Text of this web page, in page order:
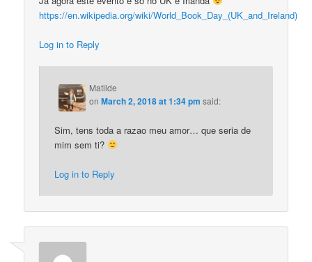
https://en.wikipedia.org/wiki/World_Book_Day_(UK_and_Ireland)
Log in to Reply
Matilde
onMarch 2, 2018 at 1:34 pm said:
Sim, tens toda a razao meu amor… que seria de
mim sem ti?
Log in to Reply